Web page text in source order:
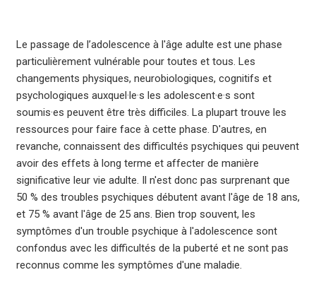
Le passage de l’adolescence à l'âge adulte est une phase
particulièrement vulnérable pour toutes et tous. Les
changements physiques, neurobiologiques, cognitifs et
psychologiques auxquel·le·s les adolescent·e·s sont
soumis·es peuvent être très difficiles. La plupart trouve les
ressources pour faire face à cette phase. D'autres, en
revanche, connaissent des difficultés psychiques qui peuvent
avoir des effets à long terme et affecter de manière
significative leur vie adulte. Il n'est donc pas surprenant que
50 % des troubles psychiques débutent avant l'âge de 18 ans,
et 75 % avant l'âge de 25 ans. Bien trop souvent, les
symptômes d'un trouble psychique à l'adolescence sont
confondus avec les difficultés de la puberté et ne sont pas
reconnus comme les symptômes d'une maladie.